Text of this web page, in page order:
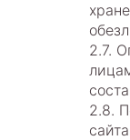
2.7.
2.8.